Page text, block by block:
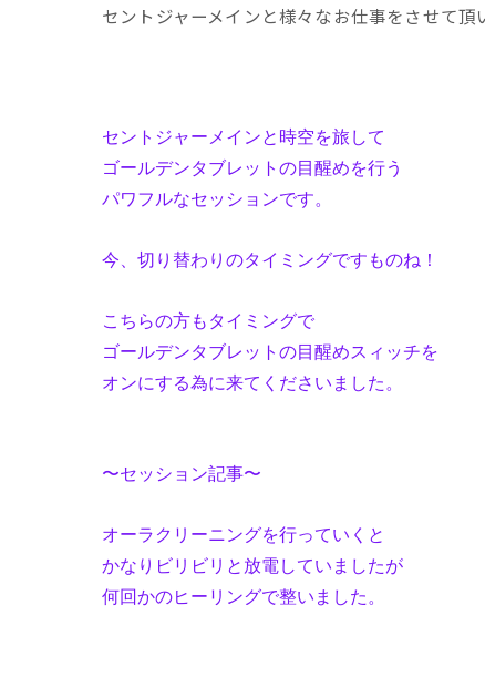
セントジャーメインと様々なお仕事をさせて頂
セントジャーメインと時空を旅して
ゴールデンタブレットの目醒めを行う
パワフルなセッションです。
今、切り替わりのタイミングですものね！
こちらの方もタイミングで
ゴールデンタブレットの目醒めスィッチを
オンにする為に来てくださいました。
〜セッション記事〜
オーラクリーニングを行っていくと
かなりビリビリと放電していましたが
何回かのヒーリングで整いました。